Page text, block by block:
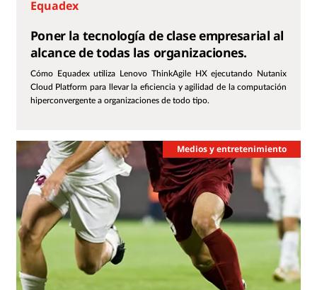
Equadex
Poner la tecnología de clase empresarial al
alcance de todas las organizaciones.
Cómo Equadex utiliza Lenovo ThinkAgile HX ejecutando Nutanix
Cloud Platform para llevar la eficiencia y agilidad de la computación
hiperconvergente a organizaciones de todo tipo.
Medios y entretenimiento